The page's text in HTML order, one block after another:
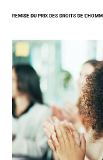
de
France
Alliance
8.7
REMISE DU PRIX DES DROITS DE